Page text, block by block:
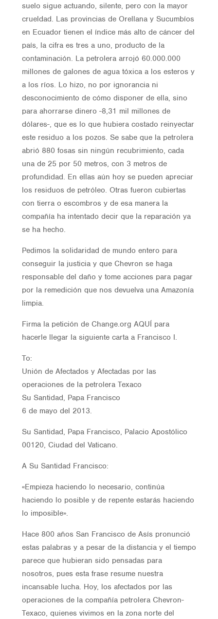
suelo sigue actuando, silente, pero con la mayor
crueldad. Las provincias de Orellana y Sucumbíos
en Ecuador tienen el índice más alto de cáncer del
país, la cifra es tres a uno, producto de la
contaminación. La petrolera arrojó 60.000.000
millones de galones de agua tóxica a los esteros y
a los ríos. Lo hizo, no por ignorancia ni
desconocimiento de cómo disponer de ella, sino
para ahorrarse dinero -8,31 mil millones de
dólares-, que es lo que hubiera costado reinyectar
este residuo a los pozos. Se sabe que la petrolera
abrió 880 fosas sin ningún recubrimiento, cada
una de 25 por 50 metros, con 3 metros de
profundidad. En ellas aún hoy se pueden apreciar
los residuos de petróleo. Otras fueron cubiertas
con tierra o escombros y de esa manera la
compañía ha intentado decir que la reparación ya
se ha hecho.
Pedimos la solidaridad de mundo entero para
conseguir la justicia y que Chevron se haga
responsable del daño y tome acciones para pagar
por la remedición que nos devuelva una Amazonía
limpia.
Firma la petición de Change.org AQUÍ para
hacerle llegar la siguiente carta a Francisco I.
To:
Unión de Afectados y Afectadas por las
operaciones de la petrolera Texaco
Su Santidad, Papa Francisco
6 de mayo del 2013.
Su Santidad, Papa Francisco, Palacio Apostólico
00120, Ciudad del Vaticano.
A Su Santidad Francisco:
«Empieza haciendo lo necesario, continúa
haciendo lo posible y de repente estarás haciendo
lo imposible».
Hace 800 años San Francisco de Asís pronunció
estas palabras y a pesar de la distancia y el tiempo
parece que hubieran sido pensadas para
nosotros, pues esta frase resume nuestra
incansable lucha. Hoy, los afectados por las
operaciones de la compañía petrolera Chevron-
Texaco, quienes vivimos en la zona norte del